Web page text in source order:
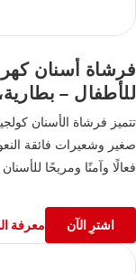
فرشاة أسنان
للأطفال –
تتميز فرشاة الأسنان
صغير وشعيرات فائقة
فعالًا وآمنًا ومريحًا
اشترِ الآن معرفة